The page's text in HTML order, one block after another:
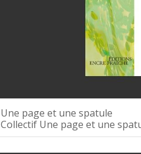
Une page et une spatule
Collectif Une page et une